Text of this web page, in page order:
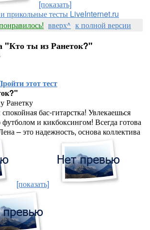
[показать]
прикольные тесты LiveInternet.ru
вверх^ к полной версии
"Кто ты из Ранеток?"
этот тест
Ранетку
бас-гитарстка! Увлекаешься
и кикбоксингом! Всегда готова
– это надежность, основа коллектива
[показать]